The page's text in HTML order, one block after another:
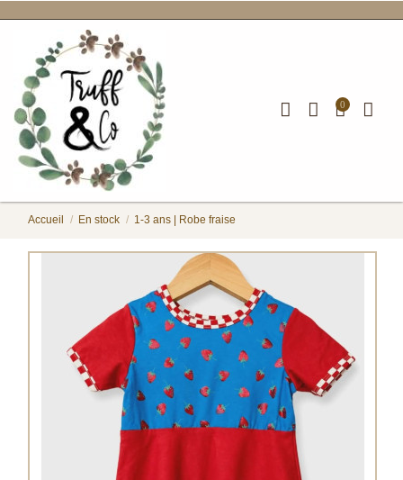
0
Accueil En stock 1-3 ans | Robe fraise